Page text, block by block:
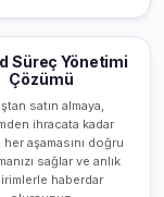
Süreç Yönetimi
Çözümü
satın almaya,
ihracata kadar
aşamasını doğru
sağlar ve anlık
haberdar